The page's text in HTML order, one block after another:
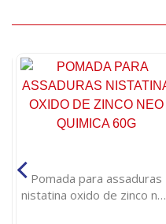
Pomada para assaduras
nistatina oxido de zinco neo